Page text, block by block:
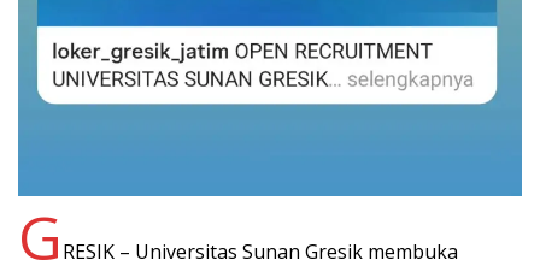
G RESIK – Universitas Sunan Gresik membuka